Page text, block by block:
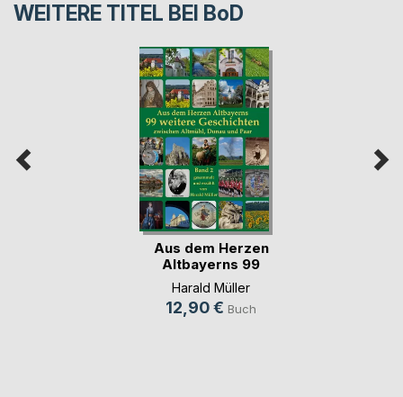
WEITERE TITEL BEI BoD
Aus dem Herzen
Altbayerns 99
weite(...)
Harald Müller
12,90 € Buch